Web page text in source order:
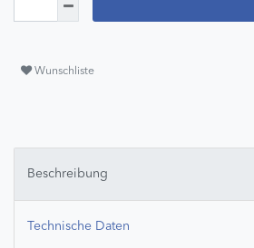
Wunschliste
Beschreibung
Technische Daten